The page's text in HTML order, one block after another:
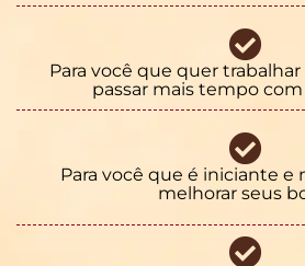
Para você que quer
passar mais tempo
Para você que é iniciante e
melhorar seus